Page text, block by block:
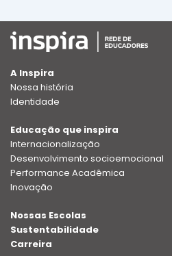
A Inspira
Nossa história
Identidade
Educação que inspira
Internacionalização
Desenvolvimento socioemocional
Performance Acadêmica
Inovação
Nossas Escolas
Sustentabilidade
Carreira